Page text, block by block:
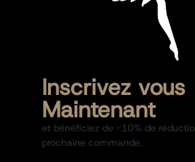
Inscrivez vous
Maintenant
et bénéficiez de -10% de
prochaine commande.